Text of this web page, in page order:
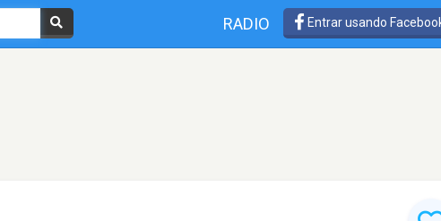
RADIO Entrar usando